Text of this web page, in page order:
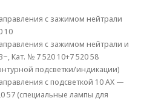
с зажимом нейтрали
10
с зажимом нейтрали и
Кат. № 7 520 10+7 520 58
подсветки/индикации)
с подсветкой 10 AX —
57 (специальные лампы для